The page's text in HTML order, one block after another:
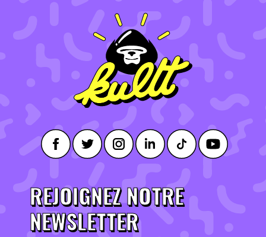
REJOIGNEZ NOTRE
NEWSLETTER